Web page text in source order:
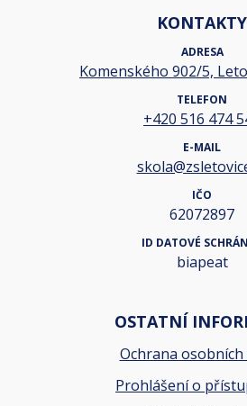
KONTAKTY
ADRESA
Komenského 902/5,
TELEFON
+420 516 474
E-MAIL
IČO
62072897
ID DATOVÉ
biapeat
OSTATNÍ
Ochrana osobních
Prohlášení o